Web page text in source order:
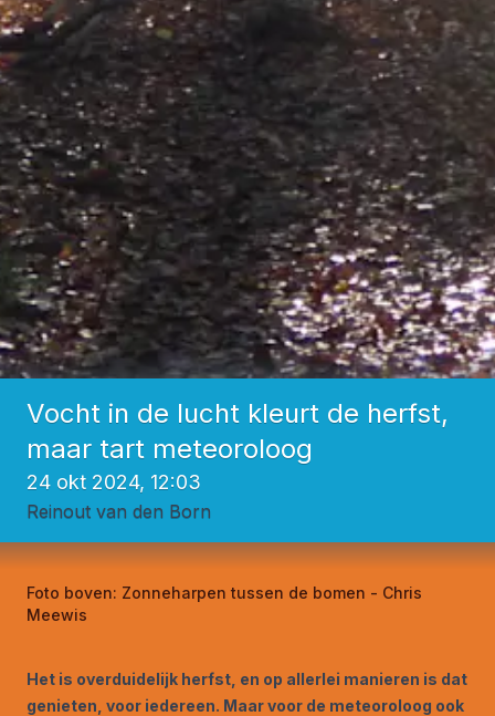
Vocht in de lucht kleurt de herfst,
maar tart meteoroloog
24 okt 2024, 12:03
Reinout van den Born
Foto boven: Zonneharpen tussen de bomen - Chris
Meewis
Het is overduidelijk herfst, en op allerlei manieren is dat
genieten, voor iedereen. Maar voor de meteoroloog ook